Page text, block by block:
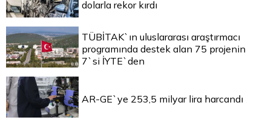
dolarla rekor kırdı
TÜBİTAK`ın uluslararası araştırmacı
programında destek alan 75 projenin
7`si İYTE`den
AR-GE`ye 253,5 milyar lira harcandı